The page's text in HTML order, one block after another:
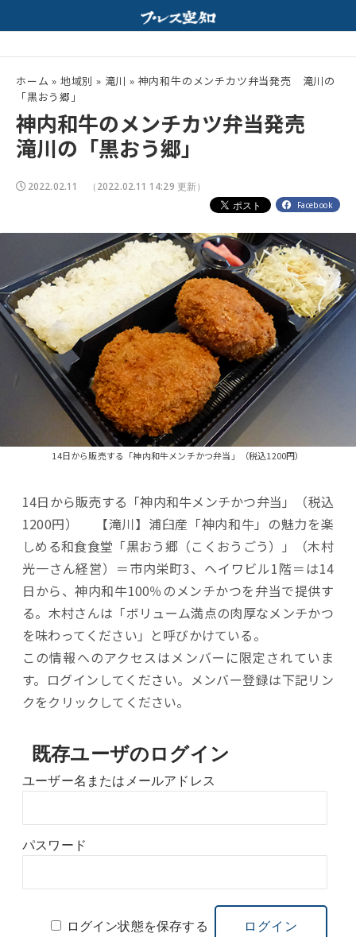
ホーム » 地域別 » 滝川 » 神内和牛のメンチカツ弁当発売 滝川の
「黒おう郷」
神内和牛のメンチカツ弁当発売
滝川の「黒おう郷」
2022.02.11 （2022.02.11 14:29 更新）
Facebook
14日から販売する「神内和牛メンチかつ弁当」（税込1200円）
14日から販売する「神内和牛メンチかつ弁当」（税込
1200円） 【滝川】浦臼産「神内和牛」の魅力を楽
しめる和食食堂「黒おう郷（こくおうごう）」（木村
光一さん経営）＝市内栄町3、ヘイワビル1階＝は14
日から、神内和牛100％のメンチかつを弁当で提供す
る。木村さんは「ボリューム満点の肉厚なメンチかつ
を味わってください」と呼びかけている。
この情報へのアクセスはメンバーに限定されていま
す。ログインしてください。メンバー登録は下記リン
クをクリックしてください。
既存ユーザのログイン
ユーザー名またはメールアドレス
パスワード
ログイン状態を保存する